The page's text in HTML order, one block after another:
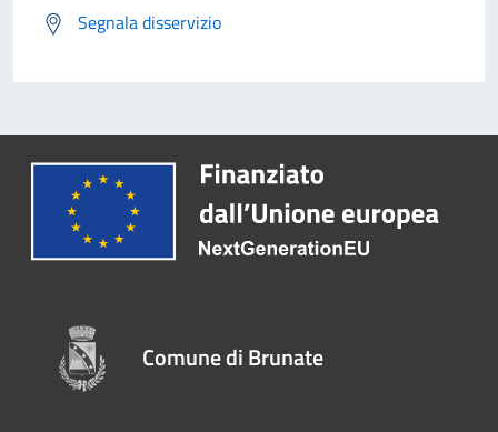
Segnala disservizio
Comune di Brunate